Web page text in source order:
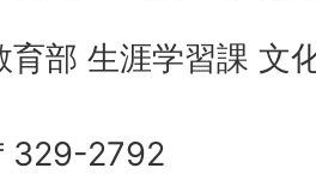
育部 生涯学習課 文
329-2792